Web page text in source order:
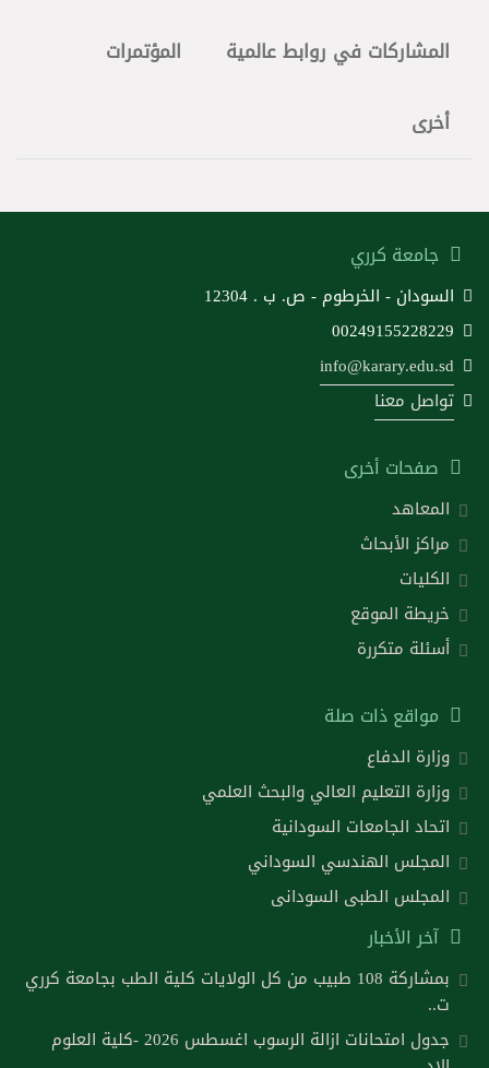
المشاركات في روابط عالمية المؤتمرات
أخرى
جامعة كرري
السودان - الخرطوم - ص. ب . 12304
00249155228229
info@karary.edu.sd
تواصل معنا
صفحات أخرى
المعاهد
مراكز الأبحاث
الكليات
خريطة الموقع
أسئلة متكررة
مواقع ذات صلة
وزارة الدفاع
وزارة التعليم العالي والبحث العلمي
اتحاد الجامعات السودانية
المجلس الهندسي السوداني
المجلس الطبى السودانى
آخر الأخبار
بمشاركة 108 طبيب من كل الولايات كلية الطب بجامعة كرري
ت..
جدول امتحانات ازالة الرسوب اغسطس 2026 -كلية العلوم